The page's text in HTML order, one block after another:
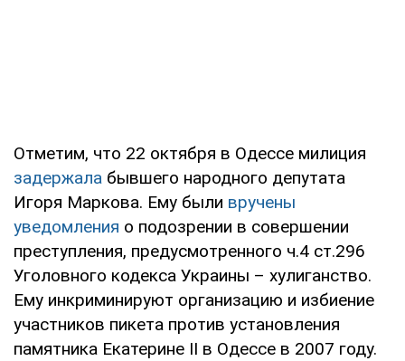
Отметим, что 22 октября в Одессе милиция
задержала бывшего народного депутата
Игоря Маркова. Ему были вручены
уведомления о подозрении в совершении
преступления, предусмотренного ч.4 ст.296
Уголовного кодекса Украины – хулиганство.
Ему инкриминируют организацию и избиение
участников пикета против установления
памятника Екатерине II в Одессе в 2007 году.